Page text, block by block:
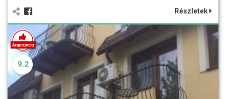
Részletek
9.2